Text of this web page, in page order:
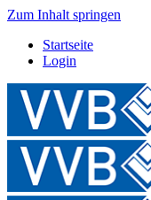
Zum Inhalt springen
Startseite
Login